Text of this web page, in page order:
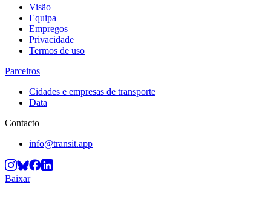
Visão
Equipa
Empregos
Privacidade
Termos de uso
Parceiros
Cidades e empresas de transporte
Data
Contacto
info@transit.app
Baixar